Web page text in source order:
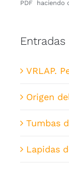
PDF haciendo
VRLAP.
Origen
Tumbas
Lapidas